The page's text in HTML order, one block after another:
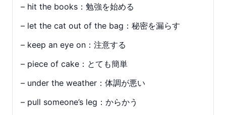
– hit the books：勉強を始める
– let the cat out of the bag：秘密を漏らす
– keep an eye on：注意する
– piece of cake：とても簡単
– under the weather：体調が悪い
– pull someone’s leg：からかう